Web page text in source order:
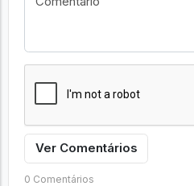
Ver Comentários
0 Comentários